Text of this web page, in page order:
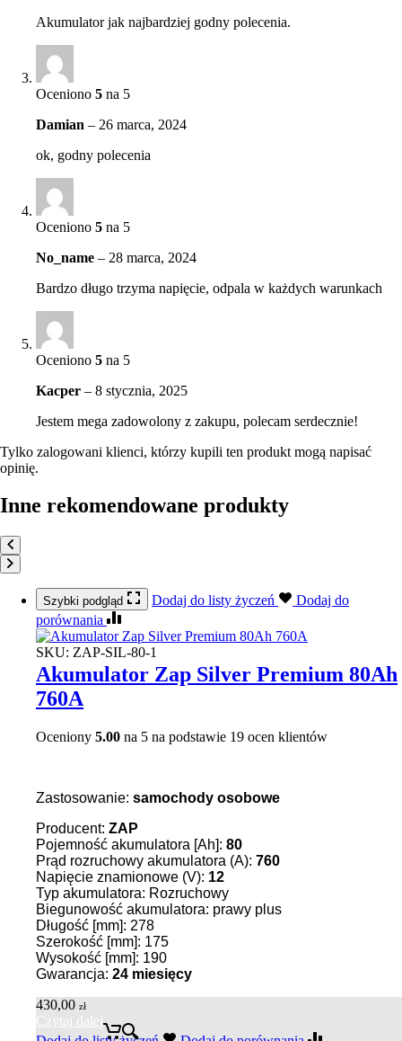
Akumulator jak najbardziej godny polecenia.
Oceniono 5 na 5
Damian – 26 marca, 2024
ok, godny polecenia
Oceniono 5 na 5
No_name – 28 marca, 2024
Bardzo długo trzyma napięcie, odpala w każdych warunkach
Oceniono 5 na 5
Kacper – 8 stycznia, 2025
Jestem mega zadowolony z zakupu, polecam serdecznie!
Tylko zalogowani klienci, którzy kupili ten produkt mogą napisać
opinię.
Inne rekomendowane produkty
Szybki podgląd Dodaj do listy życzeń
Dodaj do
porównania
SKU: ZAP-SIL-80-1
Akumulator Zap Silver Premium 80Ah
760A
Oceniony 5.00 na 5 na podstawie 19 ocen klientów
Zastosowanie: samochody osobowe
Producent: ZAP
Pojemność akumulatora [Ah]: 80
Prąd rozruchowy akumulatora (A): 760
Napięcie znamionowe (V): 12
Typ akumulatora: Rozruchowy
Biegunowość akumulatora: prawy plus
Długość [mm]: 278
Szerokość [mm]: 175
Wysokość [mm]: 190
Gwarancja: 24 miesięcy
430,00 zł
Czytaj dalej